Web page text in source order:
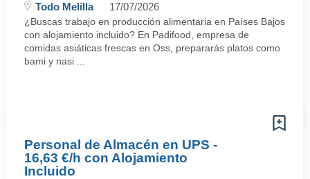
Todo Melilla 17/07/2026
¿Buscas trabajo en producción alimentaria en Países Bajos
con alojamiento incluido? En Padifood, empresa de
comidas asiáticas frescas en Oss, prepararás platos como
bami y nasi ...
Personal de Almacén en UPS -
16,63 €/h con Alojamiento
Incluido